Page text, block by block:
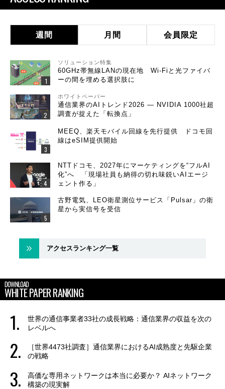
週間 月間 会員限定
ソリューション特集
60GHz帯無線LANの現在地 Wi-Fiと光ファイバ
ーの間を埋める選択肢に
ホワイトペーパー
通信業界のAIトレンド2026 ― NVIDIA 1000社超
調査が捉えた「転換点」
MEEQ、楽天モバイル回線を先行提供 ドコモ回
線はeSIM提供開始
NTTドコモ、2027年にマーケティングを“フルAI
化”へ 「現場社員も納得の切れ味鋭いAIエージ
ェント作る」
古野電気、LEO衛星測位サービス「Pulsar」の衛
星から実信号を受信
アクセスランキング一覧
DOWNLOAD
WHITE PAPER RANKING
世界の通信事業者33社の成長戦略：通信業界の収益を次の
レベルへ
［世界4473社調査］通信業界におけるAI成熟度と先駆企業
の戦略
高価な専用ネットワークは本当に必要か？ AIネットワーク
構築の現実解